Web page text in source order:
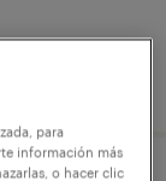
para
información más
o hacer clic